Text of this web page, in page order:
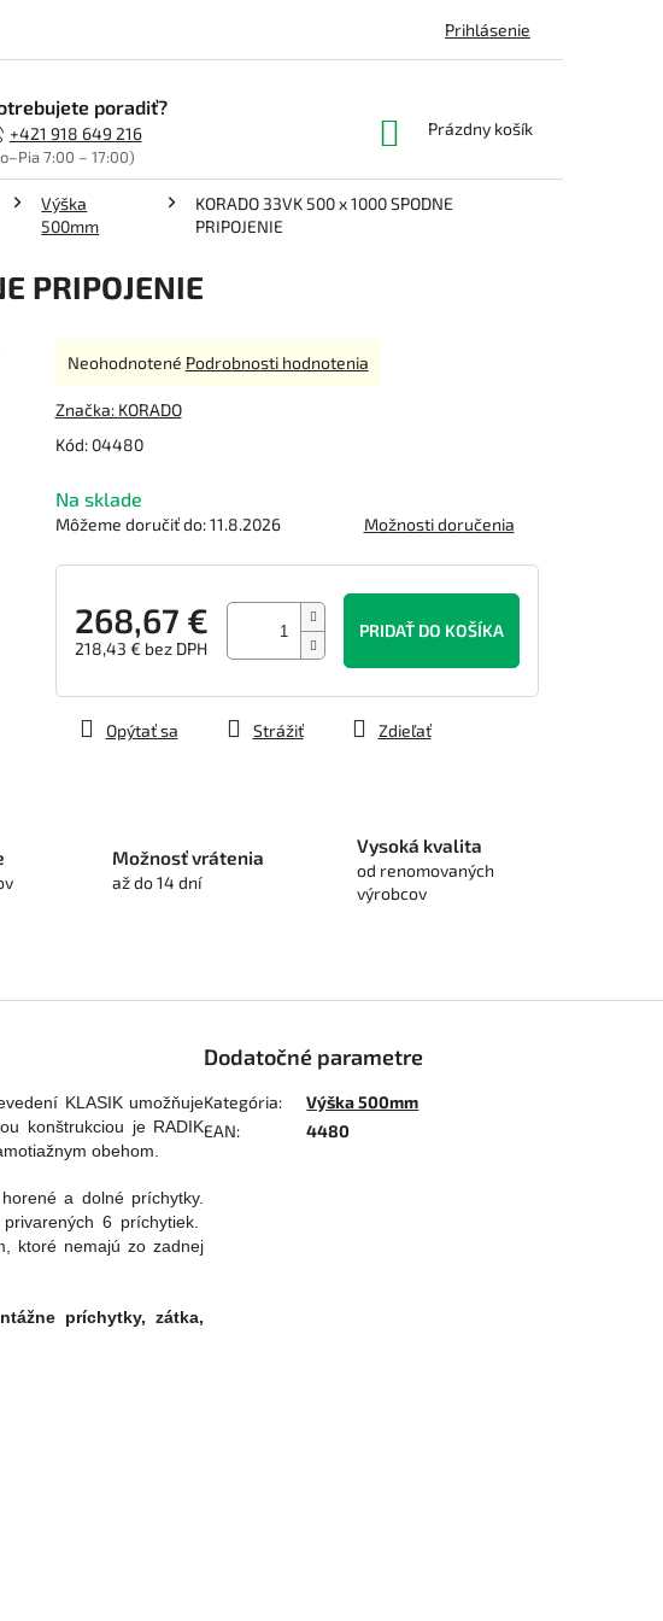
Prihlásenie
poradiť?
+421 918 649 216
7:00 – 17:00)
NÁKUPNÝ
Prázdny košík
Výška
500mm
KORADO 33VK 500 x 1000 SPODNE
PRIPOJENIE
PRIPOJENIE
Kód: 04480
Na sklade
Môžeme doručiť do: 11.8.2026 Možnosti doručenia
268,67 €
218,43 € bez DPH
PRIDAŤ DO KOŠÍKA
Opýtať sa Strážiť Zdieľať
Priemerné
produktu
0,0
5
hviezdičiek.
Neohodnotené Podrobnosti hodnotenia
Značka: KORADO
Možnosť vrátenia
až do 14 dní
Vysoká kvalita
od renomovaných
výrobcov
KLASIK umožňuje
konštrukciou je RADIK
obehom.
a dolné príchytky.
6 príchytiek.
ktoré nemajú zo zadnej
príchytky, zátka,
Dodatočné parametre
Kategória:
Výška 500mm
EAN: 4480